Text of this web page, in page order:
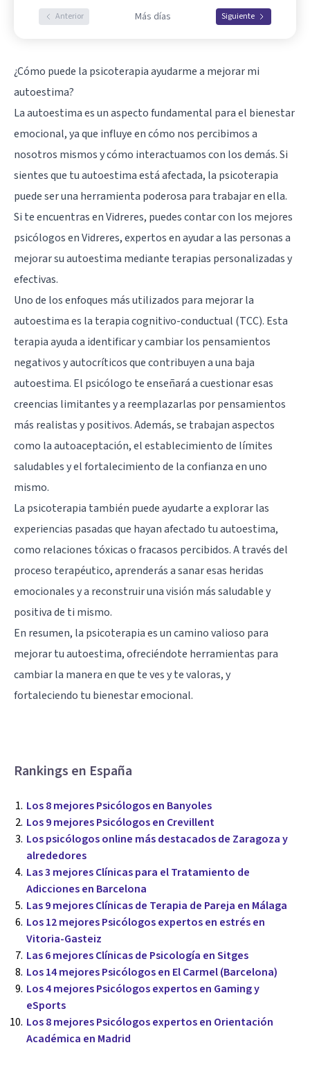
Anterior Más días Siguiente
¿Cómo puede la psicoterapia ayudarme a mejorar mi
autoestima?
La autoestima es un aspecto fundamental para el bienestar
emocional, ya que influye en cómo nos percibimos a
nosotros mismos y cómo interactuamos con los demás. Si
sientes que tu autoestima está afectada, la psicoterapia
puede ser una herramienta poderosa para trabajar en ella.
Si te encuentras en Vidreres, puedes contar con los mejores
psicólogos en Vidreres, expertos en ayudar a las personas a
mejorar su autoestima mediante terapias personalizadas y
efectivas.
Uno de los enfoques más utilizados para mejorar la
autoestima es la terapia cognitivo-conductual (TCC). Esta
terapia ayuda a identificar y cambiar los pensamientos
negativos y autocríticos que contribuyen a una baja
autoestima. El psicólogo te enseñará a cuestionar esas
creencias limitantes y a reemplazarlas por pensamientos
más realistas y positivos. Además, se trabajan aspectos
como la autoaceptación, el establecimiento de límites
saludables y el fortalecimiento de la confianza en uno
mismo.
La psicoterapia también puede ayudarte a explorar las
experiencias pasadas que hayan afectado tu autoestima,
como relaciones tóxicas o fracasos percibidos. A través del
proceso terapéutico, aprenderás a sanar esas heridas
emocionales y a reconstruir una visión más saludable y
positiva de ti mismo.
En resumen, la psicoterapia es un camino valioso para
mejorar tu autoestima, ofreciéndote herramientas para
cambiar la manera en que te ves y te valoras, y
fortaleciendo tu bienestar emocional.
Rankings en España
Los 8 mejores Psicólogos en Banyoles
Los 9 mejores Psicólogos en Crevillent
Los psicólogos online más destacados de Zaragoza y
alrededores
Las 3 mejores Clínicas para el Tratamiento de
Adicciones en Barcelona
Las 9 mejores Clínicas de Terapia de Pareja en Málaga
Los 12 mejores Psicólogos expertos en estrés en
Vitoria-Gasteiz
Las 6 mejores Clínicas de Psicología en Sitges
Los 14 mejores Psicólogos en El Carmel (Barcelona)
Los 4 mejores Psicólogos expertos en Gaming y
eSports
Los 8 mejores Psicólogos expertos en Orientación
Académica en Madrid